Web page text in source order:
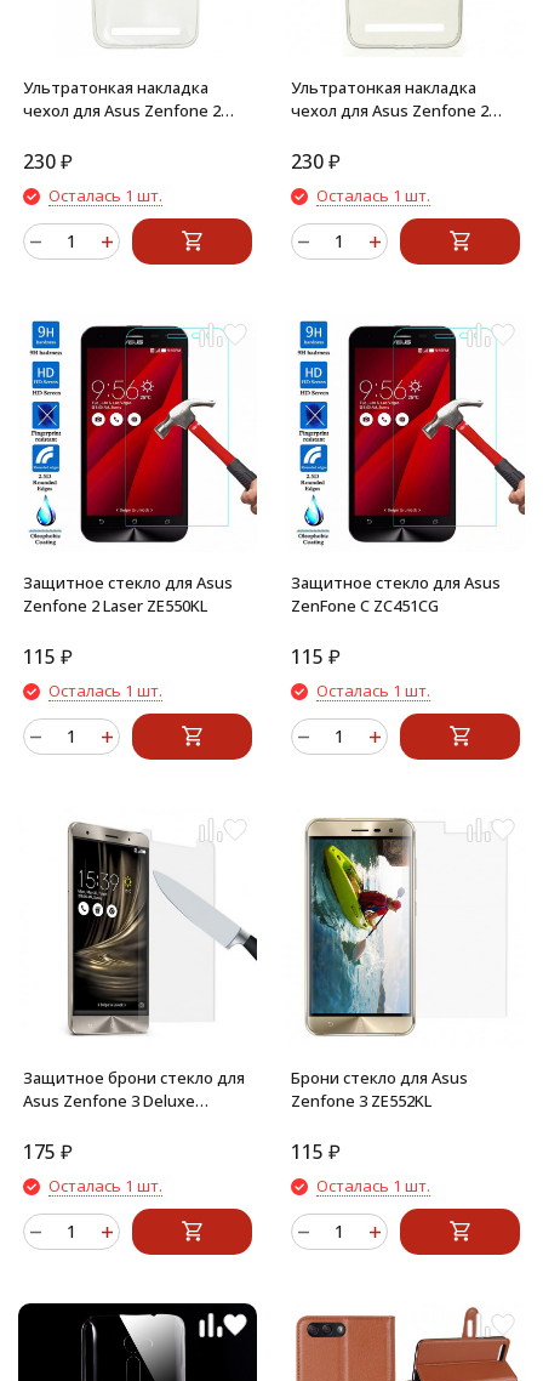
Ультратонкая накладка
чехол для Asus Zenfone 2
230₽
Осталась 1 шт.
Ультратонкая накладка
чехол для Asus Zenfone 2
230₽
Осталась 1 шт.
Защитное стекло для Asus
Zenfone 2 Laser ZE550KL
115 ₽
Осталась 1 шт.
Защитное стекло для Asus
ZenFone C ZC451CG
115 ₽
Осталась 1 шт.
Защитное брони стекло для
Asus Zenfone 3 Deluxe
175 ₽
Осталась 1 шт.
Брони стекло для Asus
Zenfone 3 ZE552KL
115 ₽
Осталась 1 шт.